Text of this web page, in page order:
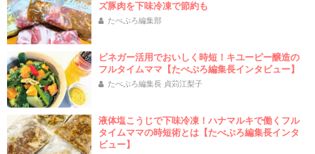
ズ豚肉を下味冷凍で節約も
たべぷろ編集部
ビネガー活用でおいしく時短！キユーピー醸造の
フルタイムママ【たべぷろ編集長インタビュー】
たべぷろ編集長 貞苅江梨子
液体塩こうじで下味冷凍！ハナマルキで働くフル
タイムママの時短術とは【たべぷろ編集長インタ
ビュー】